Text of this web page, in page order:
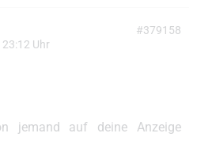
Uhr
#379158
jemand auf deine Anzeige